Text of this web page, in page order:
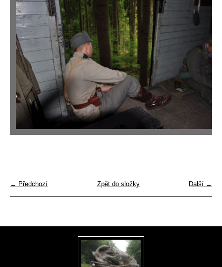
← Předchozí Další →
Zpět do složky